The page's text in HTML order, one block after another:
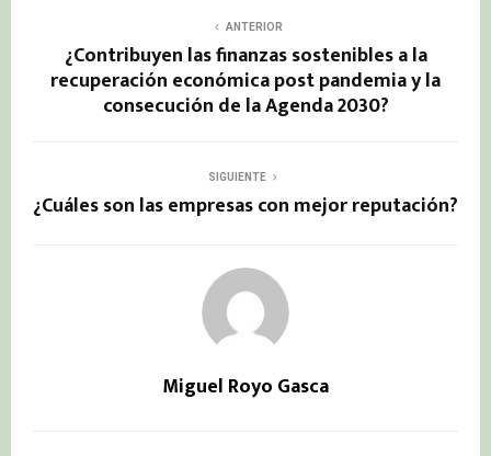
ANTERIOR
¿Contribuyen las finanzas sostenibles a la
recuperación económica post pandemia y la
consecución de la Agenda 2030?
SIGUIENTE
¿Cuáles son las empresas con mejor reputación?
Miguel Royo Gasca